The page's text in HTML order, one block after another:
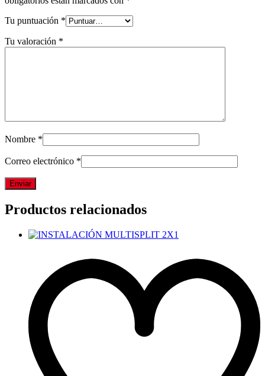
Tu puntuación *
Tu valoración *
Nombre *
Correo electrónico *
Productos relacionados